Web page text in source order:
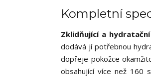
Kompletní
Zklidňující a
dodává jí potřebnou
dopřeje pokožce
obsahující více než 160